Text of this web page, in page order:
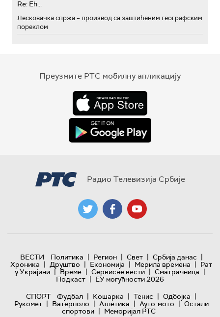
Re: Eh...
Лесковачка спржа – производ са заштићеним географским
пореклом
Преузмите РТС мобилну апликацију
Радио Телевизија Србије
ВЕСТИ Политика | Регион | Свет | Србија данас |
Хроника | Друштво | Економија | Мерила времена | Рат
у Украјини | Време | Сервисне вести | Сматрачница |
Подкаст | ЕУ могућности 2026
СПОРТ
Фудбал | Кошарка | Тенис | Одбојка |
Рукомет | Ватерполо | Атлетика | Ауто-мото | Остали
спортови | Меморијал РТС